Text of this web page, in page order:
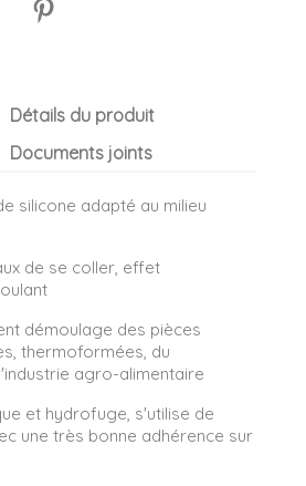
Détails du produit
Documents joints
silicone adapté au milieu
de se coller, effet
démoulage des pièces
thermoformées, du
agro-alimentaire
et hydrofuge, s'utilise de
une très bonne adhérence sur